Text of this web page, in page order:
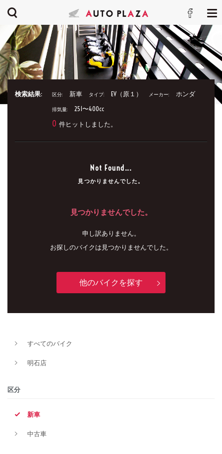
検索結果: 区分: 新車 タイプ: EV（原１） メーカー: ホンダ
排気量: 251〜400cc
0 件ヒットしました。
Not Found...
見つかりませんでした。
見つかりませんでした。
申し訳ありません。
お探しのバイクは見つかりませんでした。
他のバイクを探す
すべてのバイク
明石店
区分
新車
中古車
新車
タイプ